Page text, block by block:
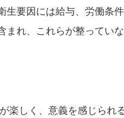
生要因には給与、労働条
まれ、これらが整ってい
楽しく、意義を感じられ